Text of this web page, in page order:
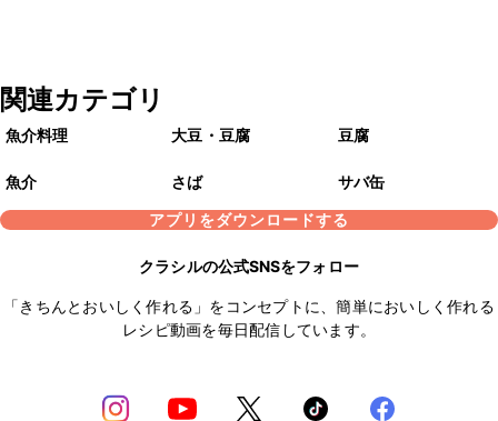
関連カテゴリ
魚介料理 大豆・豆腐 豆腐
魚介 さば
サバ缶
アプリをダウンロードする
クラシルの公式SNSをフォロー
「きちんとおいしく作れる」をコンセプトに、簡単においしく作れる
レシピ動画を毎日配信しています。